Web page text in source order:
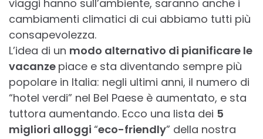
viaggi hanno sull’ambiente, saranno anche i
cambiamenti climatici di cui abbiamo tutti più
consapevolezza.
L’idea di un modo alternativo di pianificare le
vacanze piace e sta diventando sempre più
popolare in Italia: negli ultimi anni, il numero di
“hotel verdi” nel Bel Paese è aumentato, e sta
tuttora aumentando. Ecco una lista dei 5
migliori alloggi “eco-friendly” della nostra